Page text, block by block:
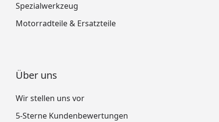
Spezialwerkzeug
Motorradteile & Ersatzteile
Über uns
Wir stellen uns vor
5-Sterne Kundenbewertungen